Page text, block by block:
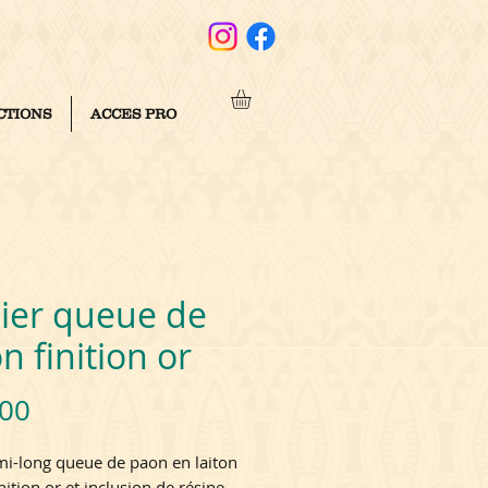
ACCES PRO
queue de
finition or
long queue de paon en laiton